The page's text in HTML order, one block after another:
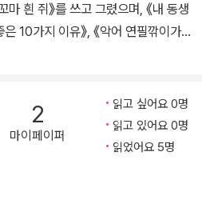
마 흰 쥐》를 쓰고 그렸으며, 《내 동생
10가지 이유》, 《악어 연필깎이가
2
마이페이퍼
읽고 싶어요 0명
읽고 있어요 0명
읽었어요 5명